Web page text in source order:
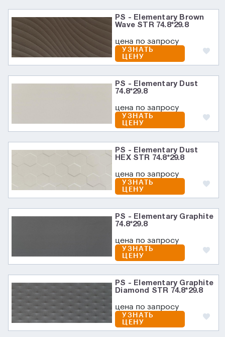
PS - Elementary Brown
Wave STR 74.8*29.8
цена по запросу
УЗНАТЬ
ЦЕНУ
PS - Elementary Dust
74.8*29.8
цена по запросу
УЗНАТЬ
ЦЕНУ
PS - Elementary Dust
HEX STR 74.8*29.8
цена по запросу
УЗНАТЬ
ЦЕНУ
PS - Elementary Graphite
74.8*29.8
цена по запросу
УЗНАТЬ
ЦЕНУ
PS - Elementary Graphite
Diamond STR 74.8*29.8
цена по запросу
УЗНАТЬ
ЦЕНУ